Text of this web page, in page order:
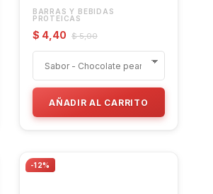
BARRAS Y BEBIDAS
PROTEICAS
$ 4,40 $ 5,00
AÑADIR AL CARRITO
-12%